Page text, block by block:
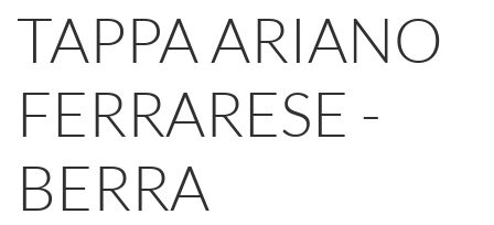
TAPPA ARIANO
FERRARESE -
BERRA